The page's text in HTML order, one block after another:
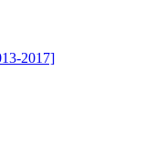
2017]